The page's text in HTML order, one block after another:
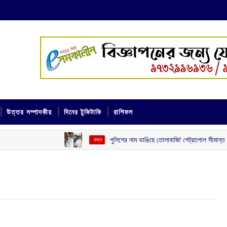
উত্তর সম্পাদকীয় দিনের টুকিটাকি রাশিফল
‌ রাজ্য পুলিশের নাম ভাঙিয়ে তোলাবাজি! পেট্রাপোল সীমান্ত এলাকা